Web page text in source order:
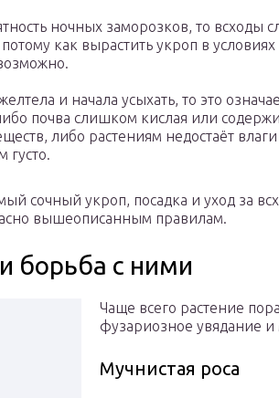
ночных заморозков, то всходы
как вырастить укроп в
и начала усыхать, то это
почва слишком кислая или
либо растениям недостаёт
густо.
сочный укроп, посадка и уход за
вышеописанным правилам.
борьба с ними
Чаще всего растение
фузариозное увядание и
Мучнистая роса